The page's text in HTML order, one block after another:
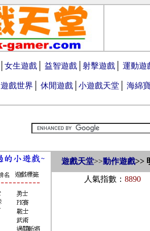
女生遊戲 益智遊戲 射擊遊戲 運動遊
遊戲世界 休閒遊戲 小遊戲天堂 海綿
遊戲天堂>>動作遊戲>>
人氣指數： 8890